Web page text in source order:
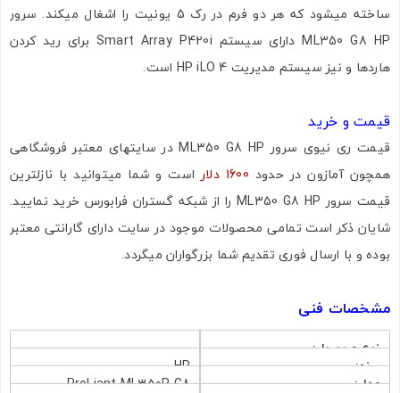
ساخته میشود که هر دو فرم در رک 5 یونیت را اشغال میکند. سرور
ML350 G8 HP دارای سیستم Smart Array P420i برای رید کردن
هاردها و نیز سیستم مدیریت HP iLO 4 است.
قیمت و خرید
قیمت ری نیوی سرور ML350 G8 HP در سایتهای معتبر فروشگاهی
همچون آمازون در حدود 1600 دلار
است و شما میتوانید با نازلترین
قیمت سرور ML350 G8 HP را از شبکه گستران فرابورس خرید نمایید.
شایان ذکر است تمامی محصولات موجود در سایت دارای گارانتی معتبر
بوده و با ارسال فوری تقدیم شما بزرگواران میگردد.
مشخصات فنی
نوع محصول:
سرور
برند:
HP
مدل:
ProLiant ML350P G8
اشتراک گذاری در شبکه های اجتماعی
ارسال به ایمیل
ارسال